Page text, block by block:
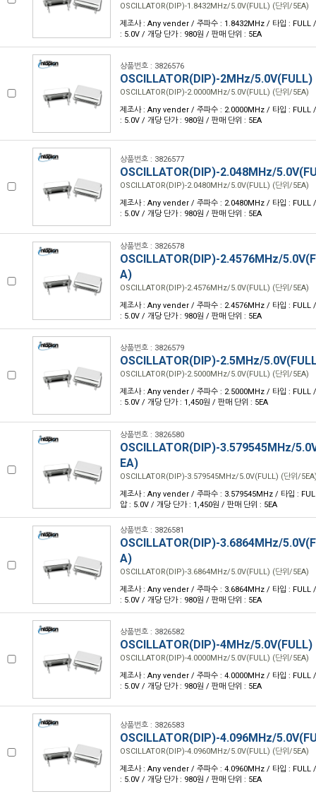
OSCILLATOR(DIP)-1.8432MHz/5.0V(FULL) (단위/5EA)
제조사 : Any vender / 주파수 : 1.8432MHz / 타입 : FULL
: 5.0V / 개당 단가 : 980원 / 판매 단위 : 5EA
상품번호 : 3826576
OSCILLATOR(DIP)-2MHz/5.0V(FULL)
OSCILLATOR(DIP)-2.0000MHz/5.0V(FULL) (단위/5EA)
제조사 : Any vender / 주파수 : 2.0000MHz / 타입 : FULL
: 5.0V / 개당 단가 : 980원 / 판매 단위 : 5EA
상품번호 : 3826577
OSCILLATOR(DIP)-2.048MHz/
OSCILLATOR(DIP)-2.0480MHz/5.0V(FULL) (단위/5EA)
제조사 : Any vender / 주파수 : 2.0480MHz / 타입 : FULL
: 5.0V / 개당 단가 : 980원 / 판매 단위 : 5EA
상품번호 : 3826578
OSCILLATOR(DIP)-2.4576MHz/
A)
OSCILLATOR(DIP)-2.4576MHz/5.0V(FULL) (단위/5EA)
제조사 : Any vender / 주파수 : 2.4576MHz / 타입 : FULL
: 5.0V / 개당 단가 : 980원 / 판매 단위 : 5EA
상품번호 : 3826579
OSCILLATOR(DIP)-2.5MHz/
OSCILLATOR(DIP)-2.5000MHz/5.0V(FULL) (단위/5EA)
제조사 : Any vender / 주파수 : 2.5000MHz / 타입 : FULL
: 5.0V / 개당 단가 : 1,450원 / 판매 단위 : 5EA
상품번호 : 3826580
OSCILLATOR(DIP)-3.579545MHz/
EA)
OSCILLATOR(DIP)-3.579545MHz/5.0V(FULL) (단위/
제조사 : Any vender / 주파수 : 3.579545MHz / 타입 :
압 : 5.0V / 개당 단가 : 1,450원 / 판매 단위 : 5EA
상품번호 : 3826581
OSCILLATOR(DIP)-3.6864MHz/
A)
OSCILLATOR(DIP)-3.6864MHz/5.0V(FULL) (단위/5EA)
제조사 : Any vender / 주파수 : 3.6864MHz / 타입 : FULL
: 5.0V / 개당 단가 : 980원 / 판매 단위 : 5EA
상품번호 : 3826582
OSCILLATOR(DIP)-4MHz/5.0V(FULL)
OSCILLATOR(DIP)-4.0000MHz/5.0V(FULL) (단위/5EA)
제조사 : Any vender / 주파수 : 4.0000MHz / 타입 : FULL
: 5.0V / 개당 단가 : 980원 / 판매 단위 : 5EA
상품번호 : 3826583
OSCILLATOR(DIP)-4.096MHz/
OSCILLATOR(DIP)-4.0960MHz/5.0V(FULL) (단위/5EA)
제조사 : Any vender / 주파수 : 4.0960MHz / 타입 : FULL
: 5.0V / 개당 단가 : 980원 / 판매 단위 : 5EA